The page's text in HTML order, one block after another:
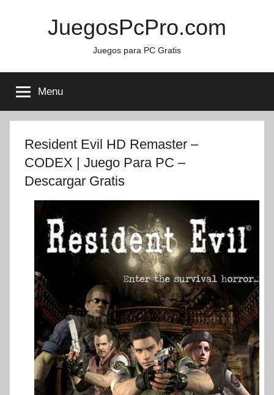
JuegosPcPro.com
Juegos para PC Gratis
Menu
Resident Evil HD Remaster –
CODEX | Juego Para PC –
Descargar Gratis